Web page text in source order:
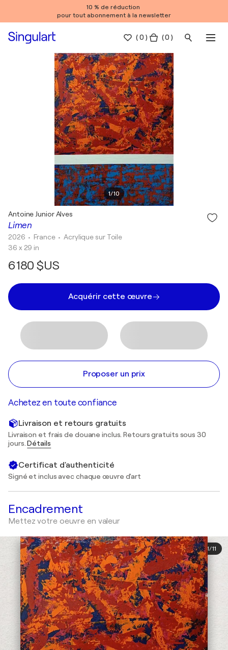
10 % de réduction
pour tout abonnement à la newsletter
(0 ) ( 0 )
1/10
Limen
Antoine Junior Alves
2026 • France •Acrylique sur Toile
36 x 29 in
6 180 $US
Acquérir cette œuvre
Proposer un prix
Achetez en toute confiance
Livraison et retours gratuits
Livraison et frais de douane inclus. Retours gratuits sous 30
jours.Détails
Certificat d'authenticité
Signé et inclus avec chaque œuvre d'art
Encadrement
Mettez votre oeuvre en valeur
1/11